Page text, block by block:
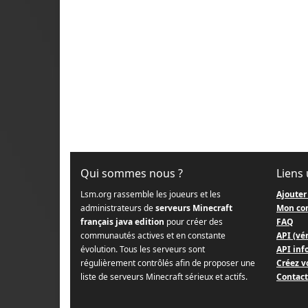
Qui sommes nous ?
Lsm.org rassemble les joueurs et les
administrateurs deserveurs Minecraft
français java edition pour créer des
communautés actives et en constante
évolution. Tous les serveurs sont
régulièrement contrôlés afin de proposer une
liste de serveurs Minecraft sérieux et actifs.
Liens
Mon
FAQ
API
API
Créez
Contact